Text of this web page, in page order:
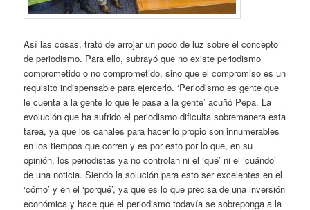
Así las cosas, trató de arrojar un poco de luz sobre el concepto
de periodismo. Para ello, subrayó que no existe periodismo
comprometido o no comprometido, sino que el compromiso es un
requisito indispensable para ejercerlo. ‘Periodismo es gente que
le cuenta a la gente lo que le pasa a la gente’ acuñó Pepa. La
evolución que ha sufrido el periodismo dificulta sobremanera esta
tarea, ya que los canales para hacer lo propio son innumerables
en los tiempos que corren y es por esto por lo que, en su
opinión, los periodistas ya no controlan ni el ‘qué’ ni el ‘cuándo’
de una noticia. Siendo la solución para esto ser excelentes en el
‘cómo’ y en el ‘porqué’, ya que es lo que precisa de una inversión
económica y hace que el periodismo todavía se sobreponga a la